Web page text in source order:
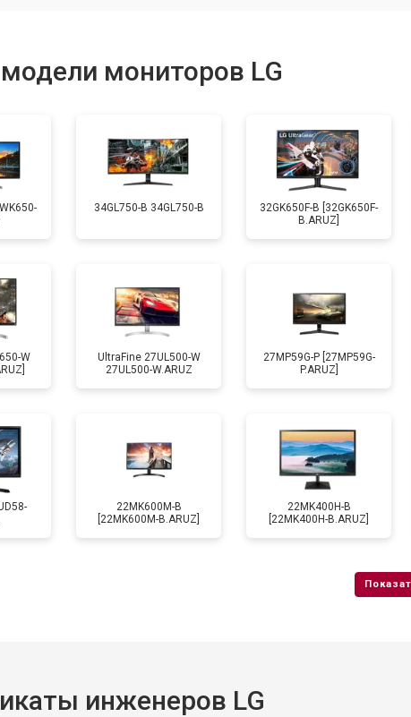
мониторов LG
34GL750-B 34GL750-B
32GK650F-B [32GK650F-
B.ARUZ]
W
UltraFine 27UL500-W
27UL500-W.ARUZ
27MP59G-P [27MP59G-
P.ARUZ]
22MK600M-B
[22MK600M-B.ARUZ]
22MK400H-B
[22MK400H-B.ARUZ]
инженеров LG